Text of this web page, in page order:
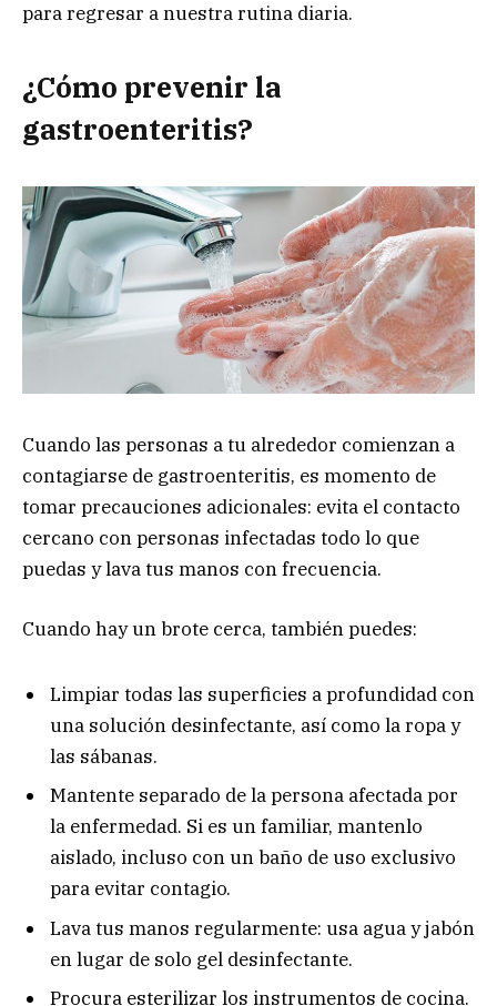
para regresar a nuestra rutina diaria.
¿Cómo prevenir la
gastroenteritis?
Cuando las personas a tu alrededor comienzan a
contagiarse de gastroenteritis, es momento de
tomar precauciones adicionales: evita el contacto
cercano con personas infectadas todo lo que
puedas y lava tus manos con frecuencia.
Cuando hay un brote cerca, también puedes:
Limpiar todas las superficies a profundidad con
una solución desinfectante, así como la ropa y
las sábanas.
Mantente separado de la persona afectada por
la enfermedad. Si es un familiar, mantenlo
aislado, incluso con un baño de uso exclusivo
para evitar contagio.
Lava tus manos regularmente: usa agua y jabón
en lugar de solo gel desinfectante.
Procura esterilizar los instrumentos de cocina.